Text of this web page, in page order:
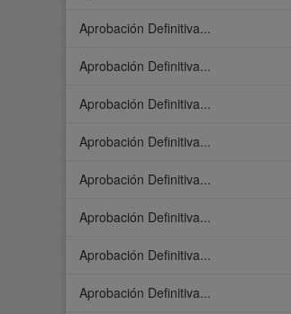
Aprobación Definitiva...
Aprobación Definitiva...
Aprobación Definitiva...
Aprobación Definitiva...
Aprobación Definitiva...
Aprobación Definitiva...
Aprobación Definitiva...
Aprobación Definitiva...